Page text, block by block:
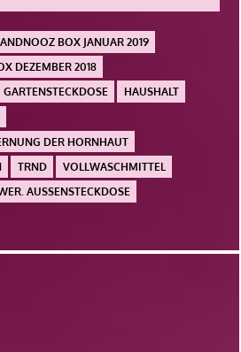
BOX JANUAR 2019
DEZEMBER 2018
GARTENSTECKDOSE
HAUSHALT
DER HORNHAUT
TRND
VOLLWASCHMITTEL
AUSSENSTECKDOSE